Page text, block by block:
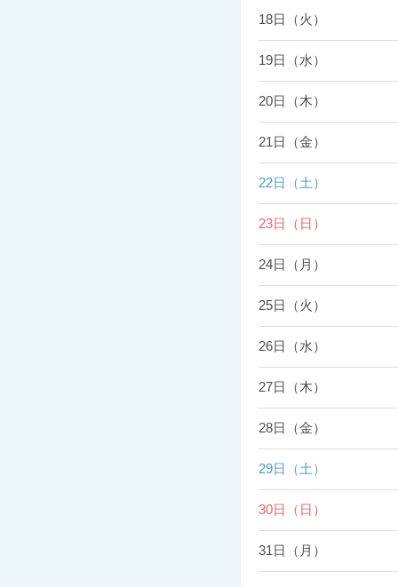
18日（火）
19日（水）
20日（木）
21日（金）
22日（土）
23日（日）
24日（月）
25日（火）
26日（水）
27日（木）
28日（金）
29日（土）
30日（日）
31日（月）